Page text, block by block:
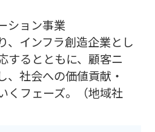
ション事業
、インフラ創造企業とし
するとともに、顧客ニ
、社会への価値貢献・
くフェーズ。（地域社